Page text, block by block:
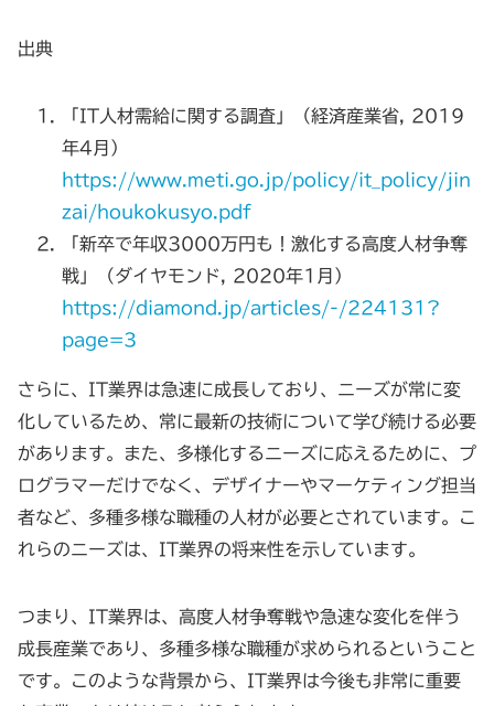
出典
「IT人材需給に関する調査」（経済産業省, 2019
年4月）
https://www.meti.go.jp/policy/it_policy/jin
zai/houkokusyo.pdf
「新卒で年収3000万円も！激化する高度人材争奪
戦」（ダイヤモンド, 2020年1月）
https://diamond.jp/articles/-/224131?
page=3
さらに、IT業界は急速に成長しており、ニーズが常に変
化しているため、常に最新の技術について学び続ける必要
があります。また、多様化するニーズに応えるために、プ
ログラマーだけでなく、デザイナーやマーケティング担当
者など、多種多様な職種の人材が必要とされています。こ
れらのニーズは、IT業界の将来性を示しています。
つまり、IT業界は、高度人材争奪戦や急速な変化を伴う
成長産業であり、多種多様な職種が求められるということ
です。このような背景から、IT業界は今後も非常に重要